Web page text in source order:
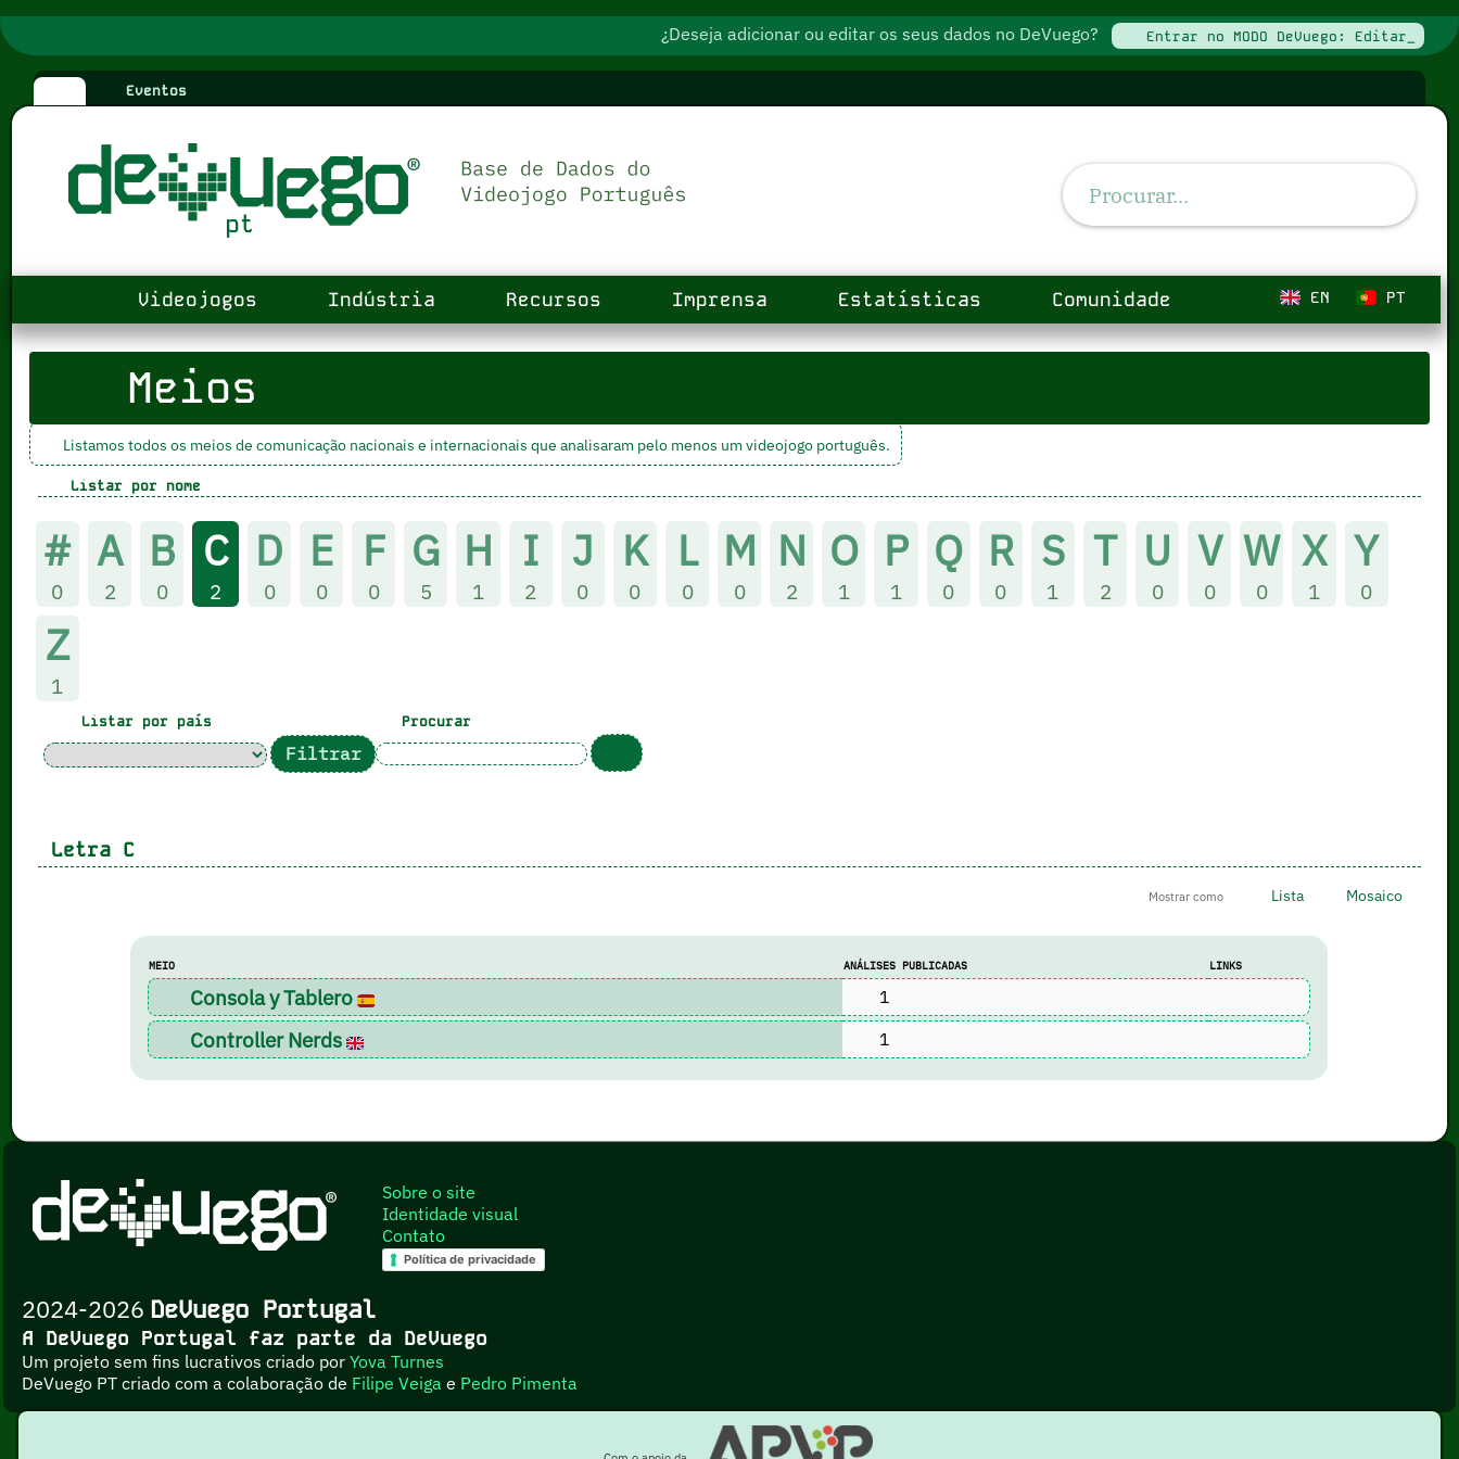
¿Deseja adicionar ou editar os seus dados no DeVuego? Entrar no MODO DeVuego: Editar_
Eventos
Videojogos Indústria Recursos Imprensa Estatísticas Comunidade PT
EN
Meios
Listamos todos os meios de comunicação nacionais e internacionais que analisaram pelo menos um videojogo português.
Listar por nome
#
0
A
2
B
0
C
2
D
0
E
0
F
0
G
5
H
1
I
2
J
0
K
0
L
0
M
0
N
2
O
1
P
1
Q
0
R
0
S
1
T
2
U
0
V
0
W
0
X
1
Y
0
Z
1
Listar por país Procurar
Letra C
Mostrar como Lista Mosaico
MEIO ANÁLISES PUBLICADAS LINKS
Consola y Tablero 1
Controller Nerds 1
Sobre o site
Identidade visual
Contato
Política de privacidade
2024-2026 DeVuego Portugal
A DeVuego Portugal faz parte da DeVuego
Um projeto sem fins lucrativos criado porYova Turnes
DeVuego PT criado com a colaboração de Filipe Veiga e Pedro Pimenta